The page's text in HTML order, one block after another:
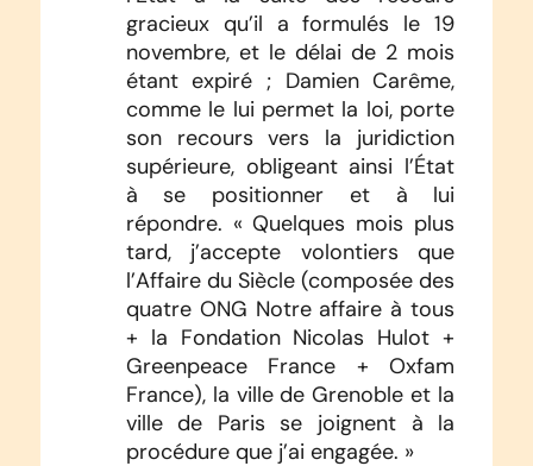
gracieux qu’il a formulés le 19
novembre, et le délai de 2 mois
étant expiré ; Damien Carême,
comme le lui permet la loi, porte
son recours vers la juridiction
supérieure, obligeant ainsi l’État
à se positionner et à lui
répondre. « Quelques mois plus
tard, j’accepte volontiers que
l’Affaire du Siècle (composée des
quatre ONG Notre affaire à tous
+ la Fondation Nicolas Hulot +
Greenpeace France + Oxfam
France), la ville de Grenoble et la
ville de Paris se joignent à la
procédure que j’ai engagée. »